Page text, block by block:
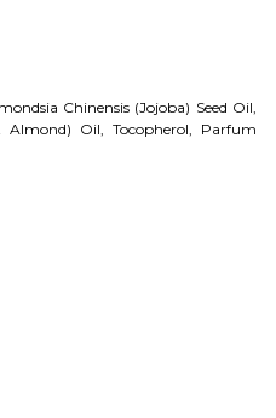
Chinensis (Jojoba) Seed Oil,
Almond) Oil, Tocopherol, Parfum